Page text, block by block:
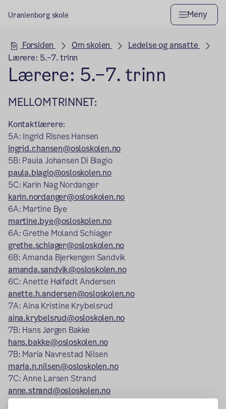
Uranienborg skole Meny
Hovedseksjon
Forsiden Om skolen
Ledelse og ansatte
Lærere: 5.–7. trinn
Lærere: 5.–7. trinn
MELLOMTRINNET:
Kontaktlærere:
5A: Ingrid Risnes Hansen
ingrid.r.hansen@osloskolen.no
5B: Paula Johansen Di Biagio
paula.biagio@osloskolen.no
5C: Karin Nag Nordanger
karin.nordanger@osloskolen.no
6A: Martine Bye
martine.bye@osloskolen.no
6A: Grethe Moland Schiager
grethe.schiager@osloskolen.no
6B: Amanda Bjerkengen Sandvik
amanda.sandvik@osloskolen.no
6C: Anette Høifødt Andersen
anette.h.andersen@osloskolen.no
7A: Aina Kristine Krybelsrud
aina.krybelsrud@osloskolen.no
7B: Hans Jørgen Bakke
hans.bakke@osloskolen.no
7B: Maria Navrestad Nilsen
maria.n.nilsen@osloskolen.no
7C: Anne Larsen Strand
anne.strand@osloskolen.no
Faglærere/ITO: